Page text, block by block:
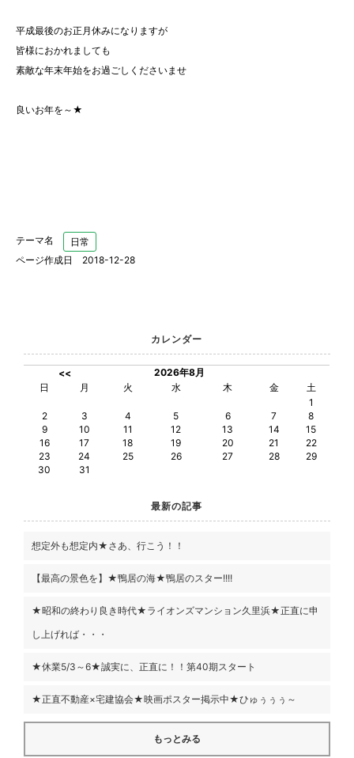
平成最後のお正月休みになりますが
皆様におかれましても
素敵な年末年始をお過ごしくださいませ
良いお年を～★
テーマ名
日常
ページ作成日 2018-12-28
カレンダー
<<
2026年8月
日
月 火 水 木 金
土
1
2
3 4 5 6 7
8
9
10 11 12 13 14
15
16
17 18 19 20 21
22
23
24 25 26 27 28
29
30
31
最新の記事
想定外も想定内★さあ、行こう！！
【最高の景色を】★鴨居の海★鴨居のスター!!!!
★昭和の終わり良き時代★ライオンズマンション久里浜★正直に申
し上げれば・・・
★休業5/3～6★誠実に、正直に！！第40期スタート
★正直不動産×宅建協会★映画ポスター掲示中★ひゅぅぅぅ～
もっとみる